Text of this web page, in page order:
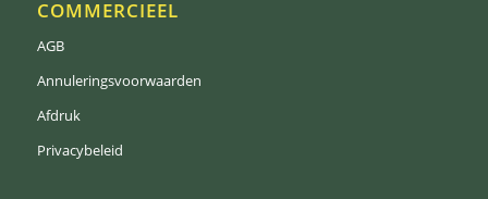
COMMERCIEEL
AGB
Annuleringsvoorwaarden
Afdruk
Privacybeleid